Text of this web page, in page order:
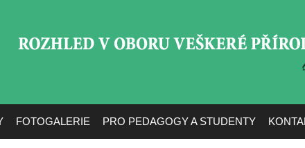
FOTOGALERIE PRO PEDAGOGY A STUDENTY